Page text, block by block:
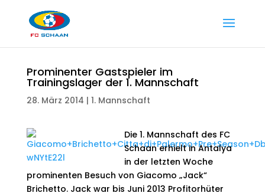
Prominenter Gastspieler im
Trainingslager der 1. Mannschaft
28. März 2014 | 1. Mannschaft
Die 1. Mannschaft des FC
Schaan erhielt in Antalya
in der letzten Woche
prominenten Besuch von Giacomo „Jack“
Brichetto. Jack war bis Juni 2013 Profitorhüter